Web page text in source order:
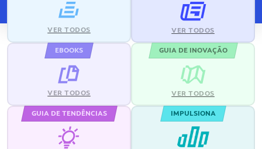
VER TODOS VER TODOS
EBOOKS
VER TODOS
GUIA DE INOVAÇÃO
VER TODOS
GUIA DE TENDÊNCIAS IMPULSIONA